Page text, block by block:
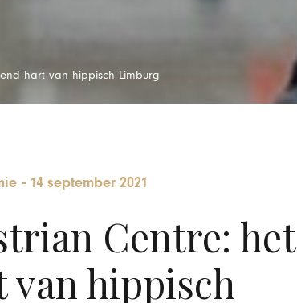
hart van hippisch Limburg
- 14 september 2021
Centre: het
hippisch